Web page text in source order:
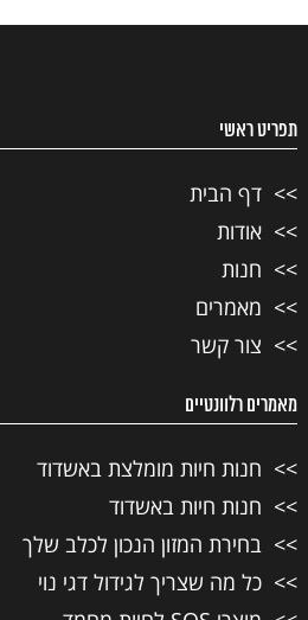
תפריט ראשי
דף הבית
אודות
חנות
מאמרים
צור קשר
מאמרים רלוונטיים
חנות חיות מומלצת באשדוד
חנות חיות באשדוד
בחירת המזון הנכון לכלב שלך
כל מה שצריך לגידול דגי נוי